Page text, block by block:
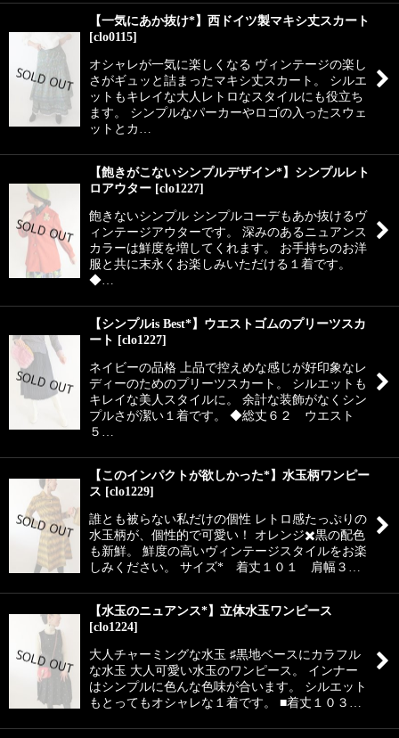
【一気にあか抜け*】西ドイツ製マキシ丈スカート
[clo0115]
オシャレが一気に楽しくなる ヴィンテージの楽し
さがギュッと詰まったマキシ丈スカート。 シルエ
ットもキレイな大人レトロなスタイルにも役立ち
ます。 シンプルなパーカーやロゴの入ったスウェ
ットとカ…
【飽きがこないシンプルデザイン*】シンプルレト
ロアウター [clo1227]
飽きないシンプル シンプルコーデもあか抜けるヴ
ィンテージアウターです。 深みのあるニュアンス
カラーは鮮度を増してくれます。 お手持ちのお洋
服と共に末永くお楽しみいただける１着です。
◆…
【シンプルis Best*】ウエストゴムのプリーツスカ
ート [clo1227]
ネイビーの品格 上品で控えめな感じが好印象なレ
ディーのためのプリーツスカート。 シルエットも
キレイな美人スタイルに。 余計な装飾がなくシン
プルさが潔い１着です。 ◆総丈６２ ウエスト
５…
【このインパクトが欲しかった*】水玉柄ワンピー
ス [clo1229]
誰とも被らない私だけの個性 レトロ感たっぷりの
水玉柄が、個性的で可愛い！ オレンジ✖️黒の配色
も新鮮。 鮮度の高いヴィンテージスタイルをお楽
しみください。 サイズ* 着丈１０１ 肩幅３…
【水玉のニュアンス*】立体水玉ワンピース
[clo1224]
大人チャーミングな水玉 ♯黒地ベースにカラフル
な水玉 大人可愛い水玉のワンピース。 インナー
はシンプルに色んな色味が合います。 シルエット
もとってもオシャレな１着です。 ■着丈１０３…